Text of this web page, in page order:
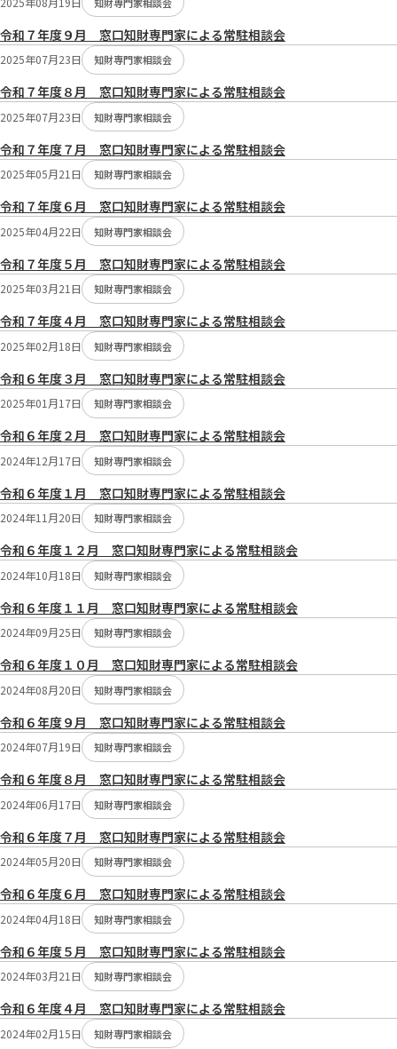
令和７年度９月 窓口知財専門家による常駐相談会
2025年07月23日 知財専門家相談会
令和７年度８月 窓口知財専門家による常駐相談会
2025年07月23日 知財専門家相談会
令和７年度７月 窓口知財専門家による常駐相談会
2025年05月21日 知財専門家相談会
令和７年度６月 窓口知財専門家による常駐相談会
2025年04月22日 知財専門家相談会
令和７年度５月 窓口知財専門家による常駐相談会
2025年03月21日 知財専門家相談会
令和７年度４月 窓口知財専門家による常駐相談会
2025年02月18日 知財専門家相談会
令和６年度３月 窓口知財専門家による常駐相談会
2025年01月17日 知財専門家相談会
令和６年度２月 窓口知財専門家による常駐相談会
2024年12月17日 知財専門家相談会
令和６年度１月 窓口知財専門家による常駐相談会
2024年11月20日 知財専門家相談会
令和６年度１２月 窓口知財専門家による常駐相談会
2024年10月18日 知財専門家相談会
令和６年度１１月 窓口知財専門家による常駐相談会
2024年09月25日 知財専門家相談会
令和６年度１０月 窓口知財専門家による常駐相談会
2024年08月20日 知財専門家相談会
令和６年度９月 窓口知財専門家による常駐相談会
2024年07月19日 知財専門家相談会
令和６年度８月 窓口知財専門家による常駐相談会
2024年06月17日 知財専門家相談会
令和６年度７月 窓口知財専門家による常駐相談会
2024年05月20日 知財専門家相談会
令和６年度６月 窓口知財専門家による常駐相談会
2024年04月18日 知財専門家相談会
令和６年度５月 窓口知財専門家による常駐相談会
2024年03月21日 知財専門家相談会
令和６年度４月 窓口知財専門家による常駐相談会
2024年02月15日 知財専門家相談会